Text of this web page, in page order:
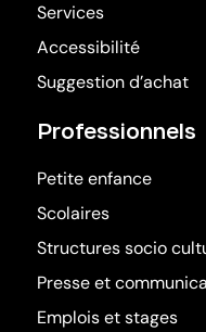
Services
Accessibilité
Suggestion d’achat
Professionnels
Petite enfance
Scolaires
Structures socio
Presse et
Emplois et stages